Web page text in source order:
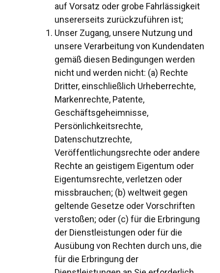
auf Vorsatz oder grobe Fahrlässigkeit
unsererseits zurückzuführen ist;
Unser Zugang, unsere Nutzung und
unsere Verarbeitung von Kundendaten
gemäß diesen Bedingungen werden
nicht und werden nicht: (a) Rechte
Dritter, einschließlich Urheberrechte,
Markenrechte, Patente,
Geschäftsgeheimnisse,
Persönlichkeitsrechte,
Datenschutzrechte,
Veröffentlichungsrechte oder andere
Rechte an geistigem Eigentum oder
Eigentumsrechte, verletzen oder
missbrauchen; (b) weltweit gegen
geltende Gesetze oder Vorschriften
verstoßen; oder (c) für die Erbringung
der Dienstleistungen oder für die
Ausübung von Rechten durch uns, die
für die Erbringung der